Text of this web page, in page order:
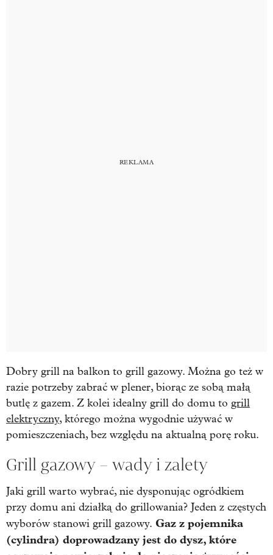
Dobry grill na balkon to grill gazowy. Można go też w
razie potrzeby zabrać w plener, biorąc ze sobą małą
butlę z gazem. Z kolei idealny grill do domu to grill
elektryczny, którego można wygodnie używać w
pomieszczeniach, bez względu na aktualną porę roku.
Grill gazowy – wady i zalety
Jaki grill warto wybrać, nie dysponując ogródkiem
przy domu ani działką do grillowania? Jeden z częstych
wyborów stanowi grill gazowy. Gaz z pojemnika
(cylindra) doprowadzany jest do dysz, które